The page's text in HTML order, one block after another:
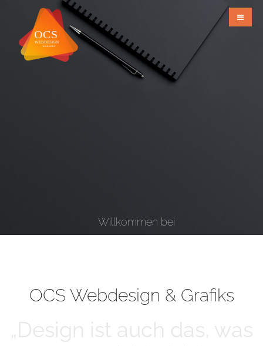
Willkommen bei
OCS Webdesign & Grafiks